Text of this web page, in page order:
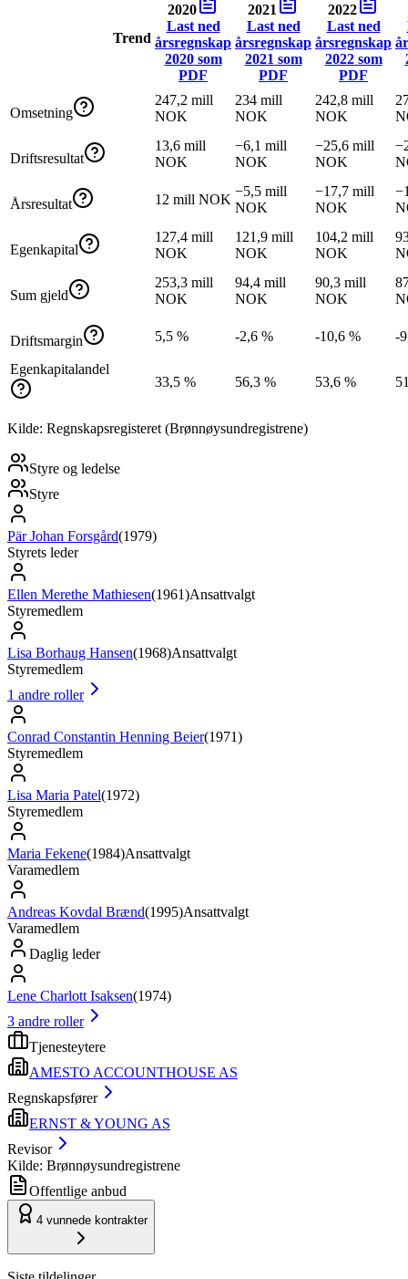
Trend
2020
Last ned
årsregnskap
2020som
PDF
2021
Last ned
årsregnskap
2021 som
PDF
2022
Last ned
årsregnskap
2022som
PDF
Omsetning
247,2 mill
NOK
234 mill
NOK
242,8 mill
NOK
Driftsresultat
13,6 mill
NOK
−6,1 mill
NOK
−25,6 mill
NOK
Årsresultat 12 mill NOK
−5,5 mill
NOK
−17,7 mill
NOK
Egenkapital
127,4 mill
NOK
121,9 mill
NOK
104,2 mill
NOK
Sum gjeld
253,3 mill
NOK
94,4 mill
NOK
90,3 mill
NOK
Driftsmargin 5,5 % -2,6 % -10,6 % -
Egenkapitalandel
33,5 %
56,3 % 53,6 %
Kilde: Regnskapsregisteret (Brønnøysundregistrene)
Styre og ledelse
Styre
Pär Johan Forsgård(1979)
Styrets leder
Ellen Merethe Mathiesen(1961)Ansattvalgt
Styremedlem
Lisa Borhaug Hansen(1968)Ansattvalgt
Styremedlem
1 andre roller
Conrad Constantin Henning Beier(1971)
Styremedlem
Lisa Maria Patel(1972)
Styremedlem
Maria Fekene(1984)Ansattvalgt
Varamedlem
Andreas Kovdal Brænd(1995)Ansattvalgt
Varamedlem
Daglig leder
Lene Charlott Isaksen(1974)
3 andre roller
Tjenesteytere
AMESTO ACCOUNTHOUSE AS
Regnskapsfører
ERNST & YOUNG AS
Revisor
Kilde: Brønnøysundregistrene
Offentlige anbud
4 vunnede kontrakter